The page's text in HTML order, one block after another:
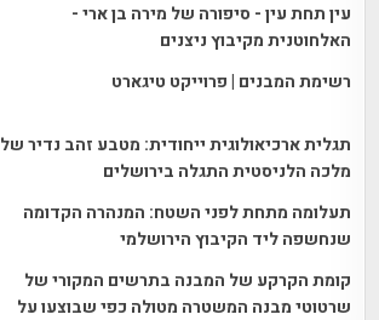
עין תחת עין - סיפורה של מירה בן ארי -
האלחוטנית מקיבוץ ניצנים
רשימת המבנים | פרוייקט טיגארט
תגלית ארכיאולוגית ייחודית: מטבע זהב נדיר של
מלכה הלניסטית התגלה בירושלים
תעלומה מתחת לפני השטח: המנהרה הקדומה
שנחשפה ליד הקיבוץ הירושלמי
קומת הקרקע של המבנה בתרשים המקורי של
שרטוטי מבנה המשטרה מטולה כפי שבוצעו על